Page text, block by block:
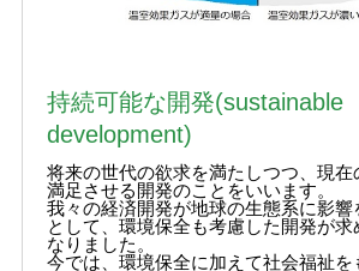
持続可能な開発(sustainable
development)
将来の世代の欲求を満たしつつ、現在
満足させる開発のことをいいます。
我々の経済開発が地球の生態系に影響
として、環境保全も考慮した開発が
なりました。
今では、環境保全に加えて社会福祉を